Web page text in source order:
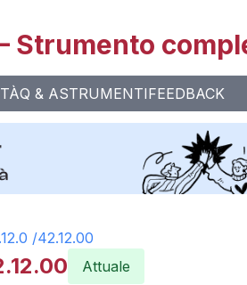
Strumento
Q & ASTRUMENTIFEEDBACK
/42.12.00
Attuale